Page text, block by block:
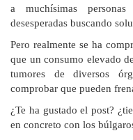
a muchísimas
desesperadas buscando
Pero realmente se ha
que un consumo elevado
tumores de diversos
comprobar que pueden
¿Te ha gustado el post?
en concreto con los